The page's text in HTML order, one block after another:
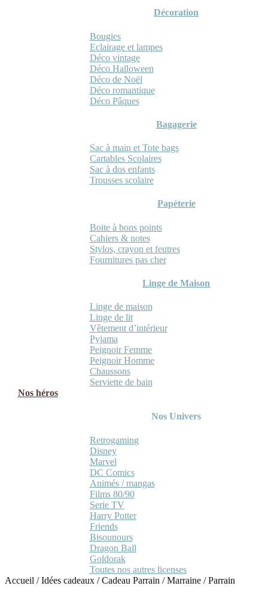
Décoration
Bougies
Eclairage et lampes
Déco vintage
Déco Halloween
Déco de Noël
Déco romantique
Déco Pâques
Bagagerie
Sac à main et Tote bags
Cartables Scolaires
Sac à dos enfants
Trousses scolaire
Papèterie
Boite à bons points
Cahiers & notes
Stylos, crayon et feutres
Fournitures pas cher
Linge de Maison
Linge de maison
Linge de lit
Vêtement d’intérieur
Pyjama
Peignoir Femme
Peignoir Homme
Chaussons
Serviette de bain
Nos héros
Nos Univers
Retrogaming
Disney
Marvel
DC Comics
Animés / mangas
Films 80/90
Serie TV
Harry Potter
Friends
Bisounours
Dragon Ball
Goldorak
Toutes nos autres licenses
Accueil /Idées cadeaux /Cadeau Parrain / Marraine /Parrain